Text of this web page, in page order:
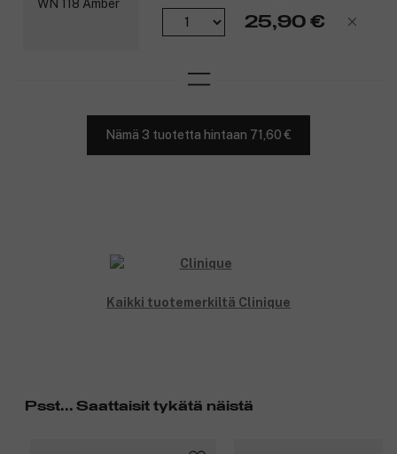
25,90 €
Nämä 3 tuotetta hintaan 71,60 €
Kaikki tuotemerkiltä Clinique
Psst... Saattaisit tykätä näistä